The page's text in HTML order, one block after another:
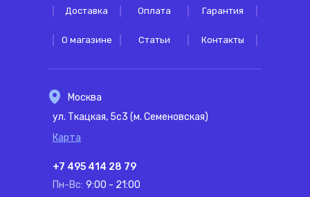
Доставка Оплата Гарантия
О магазине Статьи Контакты
Москва
ул. Ткацкая, 5с3 (м. Семеновская)
Карта
+7 495 414 28 79
Пн-Вс: 9:00 - 21:00